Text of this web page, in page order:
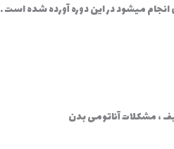
میشود در این دوره آورده شده است .
، مشکلات آناتومی بدن